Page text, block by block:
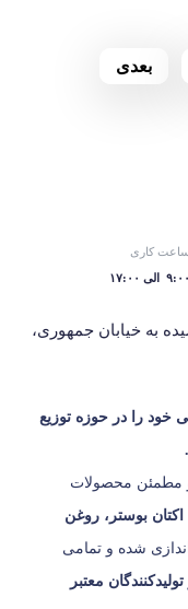
بعدی
کاری
۹:۰۰ الی ۱۷:۰۰
به خیابان جمهوری،
خود را در حوزه توزیع
مطمئن محصولات
بوستر، روغن
شده و تمامی
معتبر